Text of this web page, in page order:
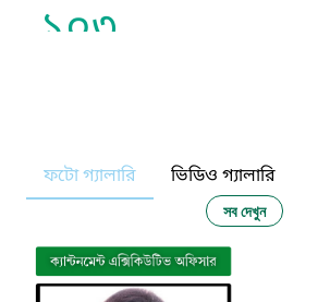
১০৩
নারী ও শিশু নির্যাতন প্রতিরোধ
১০৬
ফটো গ্যালারি ভিডিও গ্যালারি
সব দেখুন